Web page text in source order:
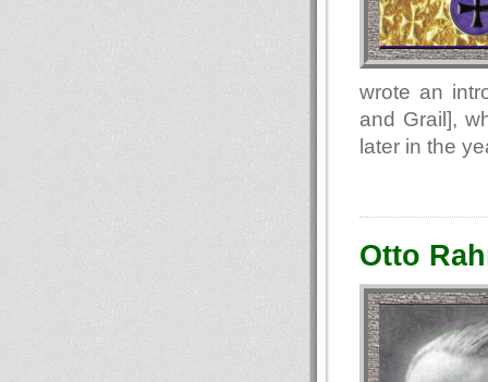
wrote an
and Grail],
later in the
Otto